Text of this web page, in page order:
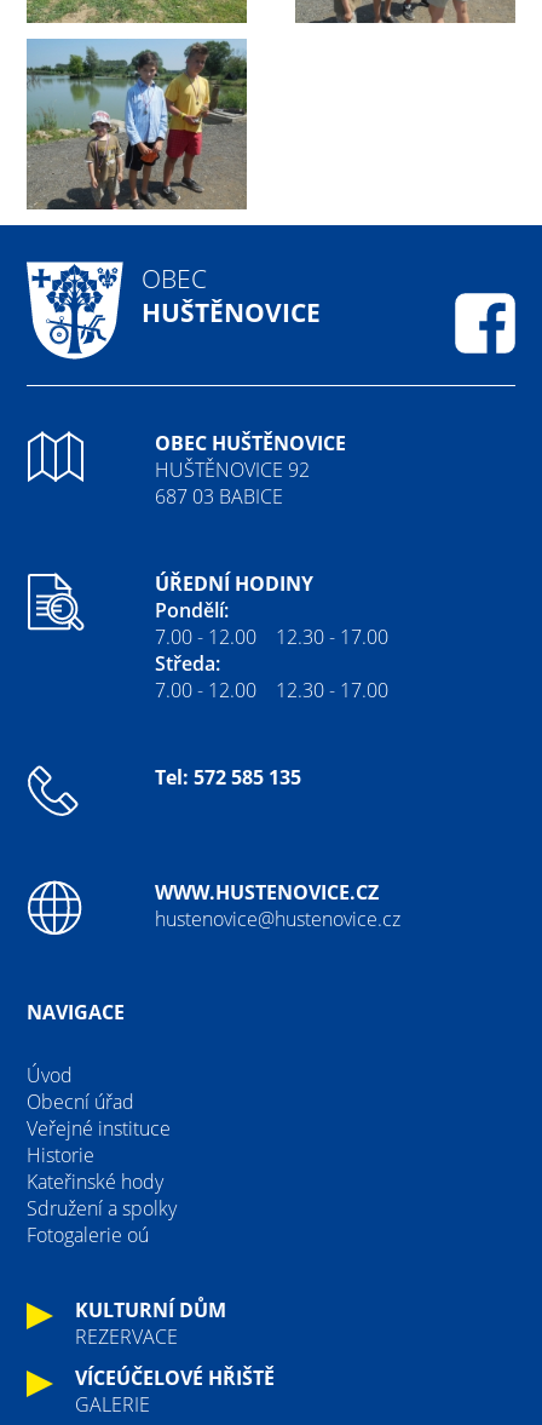
OBEC
HUŠTĚNOVICE
OBEC HUŠTĚNOVICE
HUŠTĚNOVICE 92
687 03 BABICE
ÚŘEDNÍ HODINY
Pondělí:
7.00 - 12.00 12.30 - 17.00
Středa:
7.00 - 12.00 12.30 - 17.00
Tel: 572 585 135
WWW.HUSTENOVICE.CZ
hustenovice@hustenovice.cz
NAVIGACE
Úvod
Obecní úřad
Veřejné instituce
Historie
Kateřinské hody
Sdružení a spolky
Fotogalerie oú
KULTURNÍ DŮM
REZERVACE
VÍCEÚČELOVÉ HŘIŠTĚ
GALERIE